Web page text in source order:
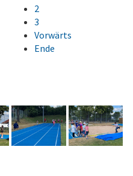
2
3
Vorwärts
Ende